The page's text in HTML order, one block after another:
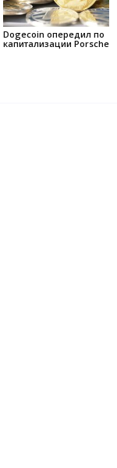
Dogecoin опередил по
капитализации Porsche